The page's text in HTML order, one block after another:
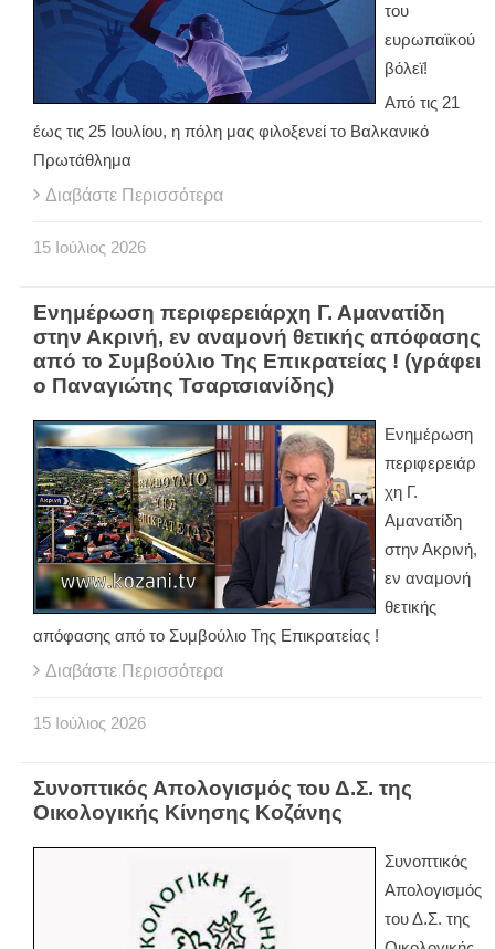
του
ευρωπαϊκού
βόλεϊ!
Από τις 21
έως τις 25 Ιουλίου, η πόλη μας φιλοξενεί το Βαλκανικό
Πρωτάθλημα
Διαβάστε Περισσότερα
15 Ιούλιος 2026
Ενημέρωση περιφερειάρχη Γ. Αμανατίδη
στην Ακρινή, εν αναμονή θετικής απόφασης
από το Συμβούλιο Της Επικρατείας ! (γράφει
ο Παναγιώτης Τσαρτσιανίδης)
Ενημέρωση
περιφερειάρ
χη Γ.
Αμανατίδη
στην Ακρινή,
εν αναμονή
θετικής
απόφασης από το Συμβούλιο Της Επικρατείας !
Διαβάστε Περισσότερα
15 Ιούλιος 2026
Συνοπτικός Απολογισμός του Δ.Σ. της
Οικολογικής Κίνησης Κοζάνης
Συνοπτικός
Απολογισμός
του Δ.Σ. της